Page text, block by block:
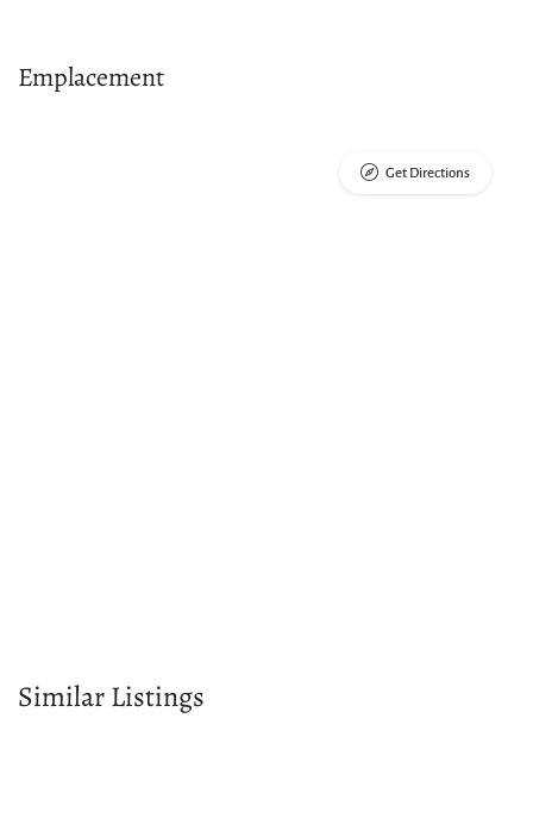
Emplacement
Get Directions
Similar Listings